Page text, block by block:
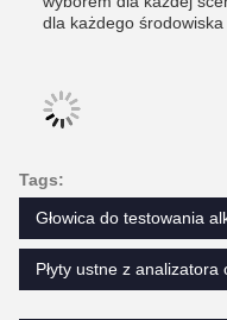
dla każdego środowiska
Tags:
Głowica do testowania
Płyty ustne z analizatora